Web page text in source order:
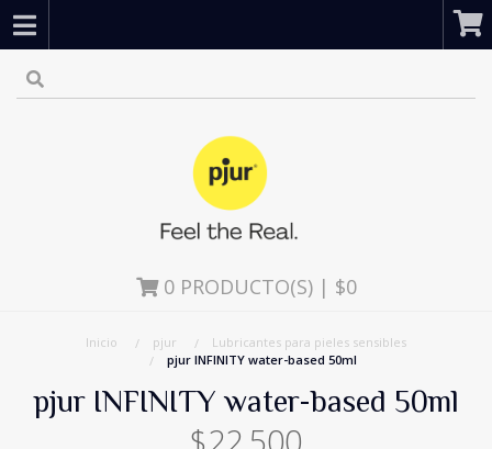
0PRODUCTO(S) | $0
Inicio pjur
Lubricantes para pieles sensibles
pjur INFINITY water-based 50ml
pjur INFINITY water-based 50ml